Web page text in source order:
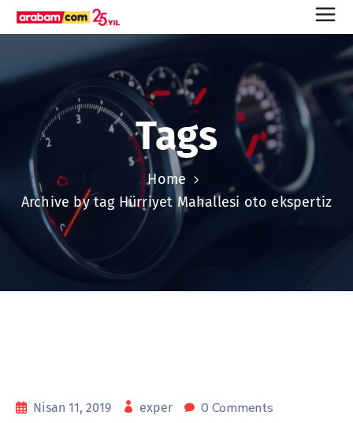
Tags
Home
Archive by tag Hürriyet Mahallesi oto ekspertiz
Nisan 11, 2019 exper 0 Comments